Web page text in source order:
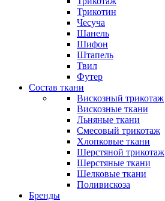
Трикотин
Чесуча
Шанель
Шифон
Штапель
Твил
Футер
Состав ткани
Вискозный трикотаж
Вискозные ткани
Льняные ткани
Смесовый трикотаж
Хлопковые ткани
Шерстяной трикотаж
Шерстяные ткани
Шелковые ткани
Поливискоза
Бренды